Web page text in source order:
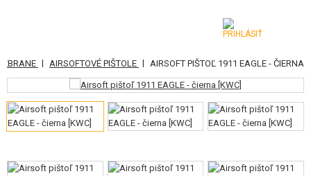
KATEGÓRIE
AIRSOFTOVÉ ZBRANE
VZDUCHOVÉ ZBRANE, PRAKY
GRANÁTOMETY, GRANÁTY
ZBRANE | AIRSOFTOVÉ PIŠTOLE | AIRSOFT PIŠTOĽ 1911 EAGLE - ČIERNA